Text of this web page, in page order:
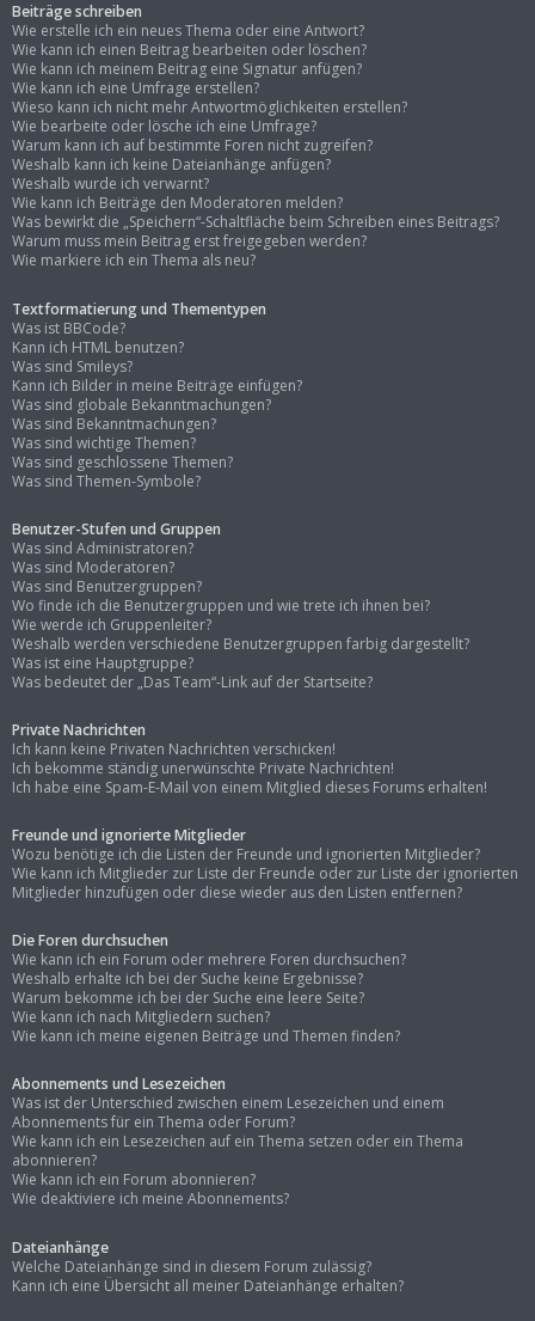
Beiträge schreiben
Wie erstelle ich ein neues Thema oder eine Antwort?
Wie kann ich einen Beitrag bearbeiten oder löschen?
Wie kann ich meinem Beitrag eine Signatur anfügen?
Wie kann ich eine Umfrage erstellen?
Wieso kann ich nicht mehr Antwortmöglichkeiten erstellen?
Wie bearbeite oder lösche ich eine Umfrage?
Warum kann ich auf bestimmte Foren nicht zugreifen?
Weshalb kann ich keine Dateianhänge anfügen?
Weshalb wurde ich verwarnt?
Wie kann ich Beiträge den Moderatoren melden?
Was bewirkt die „Speichern“-Schaltfläche beim Schreiben eines Beitrags?
Warum muss mein Beitrag erst freigegeben werden?
Wie markiere ich ein Thema als neu?
Textformatierung und Thementypen
Was ist BBCode?
Kann ich HTML benutzen?
Was sind Smileys?
Kann ich Bilder in meine Beiträge einfügen?
Was sind globale Bekanntmachungen?
Was sind Bekanntmachungen?
Was sind wichtige Themen?
Was sind geschlossene Themen?
Was sind Themen-Symbole?
Benutzer-Stufen und Gruppen
Was sind Administratoren?
Was sind Moderatoren?
Was sind Benutzergruppen?
Wo finde ich die Benutzergruppen und wie trete ich ihnen bei?
Wie werde ich Gruppenleiter?
Weshalb werden verschiedene Benutzergruppen farbig dargestellt?
Was ist eine Hauptgruppe?
Was bedeutet der „Das Team“-Link auf der Startseite?
Private Nachrichten
Ich kann keine Privaten Nachrichten verschicken!
Ich bekomme ständig unerwünschte Private Nachrichten!
Ich habe eine Spam-E-Mail von einem Mitglied dieses Forums erhalten!
Freunde und ignorierte Mitglieder
Wozu benötige ich die Listen der Freunde und ignorierten Mitglieder?
Wie kann ich Mitglieder zur Liste der Freunde oder zur Liste der ignorierten
Mitglieder hinzufügen oder diese wieder aus den Listen entfernen?
Die Foren durchsuchen
Wie kann ich ein Forum oder mehrere Foren durchsuchen?
Weshalb erhalte ich bei der Suche keine Ergebnisse?
Warum bekomme ich bei der Suche eine leere Seite?
Wie kann ich nach Mitgliedern suchen?
Wie kann ich meine eigenen Beiträge und Themen finden?
Abonnements und Lesezeichen
Was ist der Unterschied zwischen einem Lesezeichen und einem
Abonnements für ein Thema oder Forum?
Wie kann ich ein Lesezeichen auf ein Thema setzen oder ein Thema
abonnieren?
Wie kann ich ein Forum abonnieren?
Wie deaktiviere ich meine Abonnements?
Dateianhänge
Welche Dateianhänge sind in diesem Forum zulässig?
Kann ich eine Übersicht all meiner Dateianhänge erhalten?